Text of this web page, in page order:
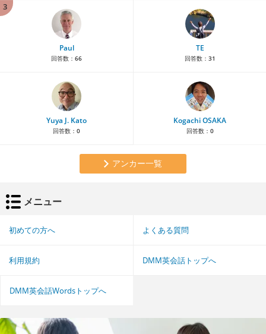
3
Paul
回答数： 66
TE
回答数： 31
Yuya J. Kato
回答数： 0
Kogachi OSAKA
回答数： 0
アンカー一覧
メニュー
初めての方へ よくある質問
利用規約 DMM英会話トップへ
DMM英会話Wordsトップへ